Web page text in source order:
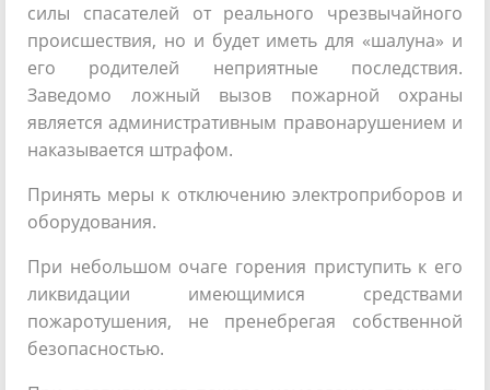
силы спасателей от реального чрезвычайного
происшествия, но и будет иметь для «шалуна» и
его родителей неприятные последствия.
Заведомо ложный вызов пожарной охраны
является административным правонарушением и
наказывается штрафом.
Принять меры к отключению электроприборов и
оборудования.
При небольшом очаге горения приступить к его
ликвидации имеющимися средствами
пожаротушения, не пренебрегая собственной
безопасностью.